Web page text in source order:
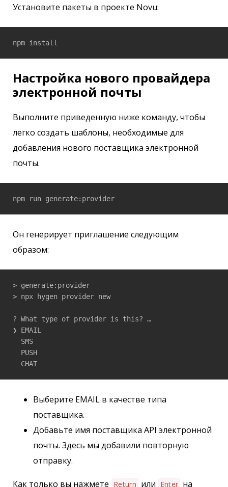
Установите пакеты в проекте Novu:
npm install
Настройка нового провайдера
электронной почты
Выполните приведенную ниже команду, чтобы
легко создать шаблоны, необходимые для
добавления нового поставщика электронной
почты.
npm run generate:provider
Он генерирует приглашение следующим
образом:
> generate:provider
> npx hygen provider new
? What type of provider is this? …
❯ EMAIL
  SMS
  PUSH
  CHAT
Выберите EMAIL в качестве типа
поставщика.
Добавьте имя поставщика API электронной
почты. Здесь мы добавили повторную
отправку.
Как только вы нажмете Return или Enter на